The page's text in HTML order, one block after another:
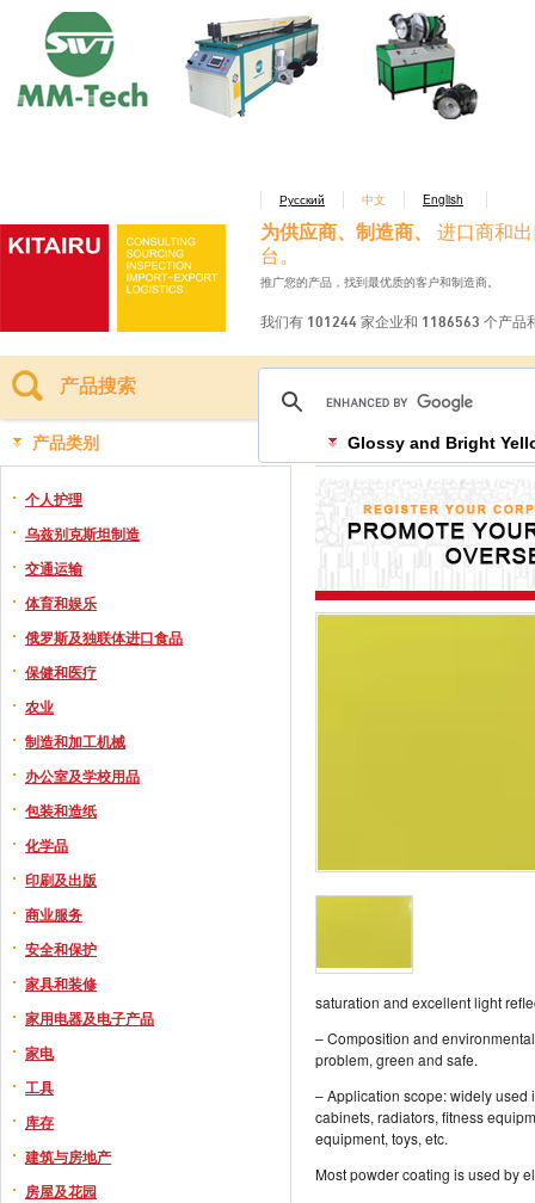
Русский 中文 English
为供应商、制造商、
进口商和
台。
推广您的产品，找到最优质的客户和制造商。
我们有 101244 家企业和 1186563 个产品
产品搜索
产品类别
个人护理
乌兹别克斯坦制造
交通运输
体育和娱乐
俄罗斯及独联体进口食品
保健和医疗
农业
制造和加工机械
办公室及学校用品
包装和造纸
化学品
印刷及出版
商业服务
安全和保护
家具和装修
家用电器及电子产品
家电
工具
库存
建筑与房地产
房屋及花园
Glossy and Bright
saturation and excellent light
– Composition and
problem, green and safe.
– Application scope: widely
cabinets, radiators, fitness
equipment, toys, etc.
Most powder coating is used by